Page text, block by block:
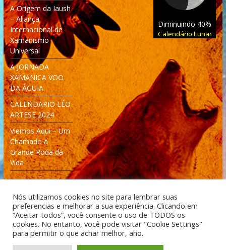
A Origem da Iaush
– Aliança
Internacional de
Xamanismo
Universal
A JORNADA
XAMANICA VOO
DA ÁGUIA
CALENDARIO LÉO
ARTESE 2024
Viemos Aqui – Um
Chamado à
Grande Roda da
Vida
Diminuindo 40%
Calendário Lunar
Desenvolvido: Moleculas4D - Engenharia Espacial e
Tecnologia [moleculas4d.com.br]
Nós utilizamos cookies no site para lembrar suas
preferencias e melhorar a sua experiência. Clicando em
“Aceitar todos”, você consente o uso de TODOS os
cookies. No entanto, você pode visitar "Cookie Settings"
para permitir o que achar melhor, aho.